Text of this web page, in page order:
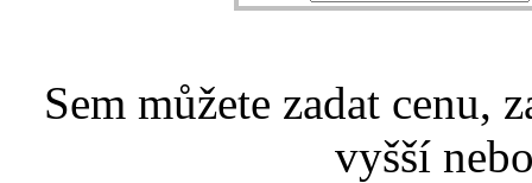
Sem můžete zadat cenu,
vyšší